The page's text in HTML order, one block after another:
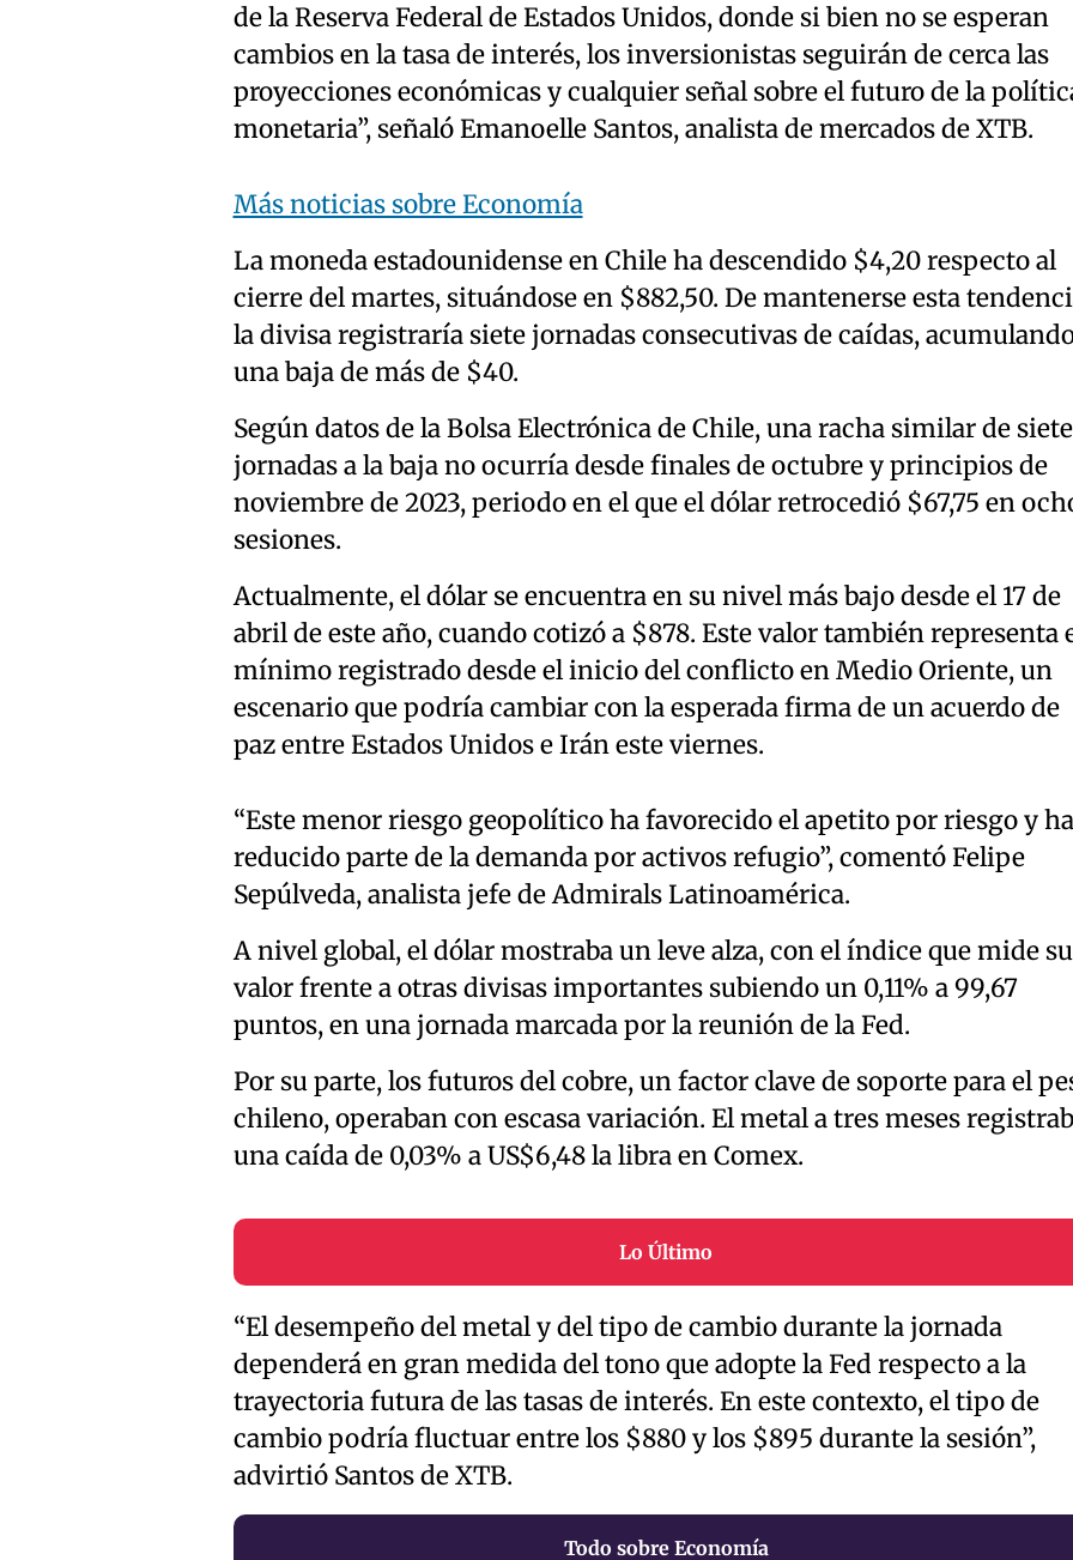
de la Reserva Federal de Estados Unidos, donde si bien no se esperan
cambios en la tasa de interés, los inversionistas seguirán de cerca las
proyecciones económicas y cualquier señal sobre el futuro de la
monetaria”, señaló Emanoelle Santos, analista de mercados de XTB.
Más noticias sobre Economía
La moneda estadounidense en Chile ha descendido $4,20 respecto al
cierre del martes, situándose en $882,50. De mantenerse esta
la divisa registraría siete jornadas consecutivas de caídas,
una baja de más de $40.
Según datos de la Bolsa Electrónica de Chile, una racha similar de siete
jornadas a la baja no ocurría desde finales de octubre y principios de
noviembre de 2023, periodo en el que el dólar retrocedió $67,75 en
sesiones.
Actualmente, el dólar se encuentra en su nivel más bajo desde el 17 de
abril de este año, cuando cotizó a $878. Este valor también representa
mínimo registrado desde el inicio del conflicto en Medio Oriente, un
escenario que podría cambiar con la esperada firma de un acuerdo de
paz entre Estados Unidos e Irán este viernes.
“Este menor riesgo geopolítico ha favorecido el apetito por riesgo y ha
reducido parte de la demanda por activos refugio”, comentó Felipe
Sepúlveda, analista jefe de Admirals Latinoamérica.
A nivel global, el dólar mostraba un leve alza, con el índice que mide su
valor frente a otras divisas importantes subiendo un 0,11% a 99,67
puntos, en una jornada marcada por la reunión de la Fed.
Por su parte, los futuros del cobre, un factor clave de soporte para el
chileno, operaban con escasa variación. El metal a tres meses
una caída de 0,03% a US$6,48 la libra en Comex.
Lo Último
“El desempeño del metal y del tipo de cambio durante la jornada
dependerá en gran medida del tono que adopte la Fed respecto a la
trayectoria futura de las tasas de interés. En este contexto, el tipo de
cambio podría fluctuar entre los $880 y los $895 durante la sesión”,
advirtió Santos de XTB.
Todo sobre Economía